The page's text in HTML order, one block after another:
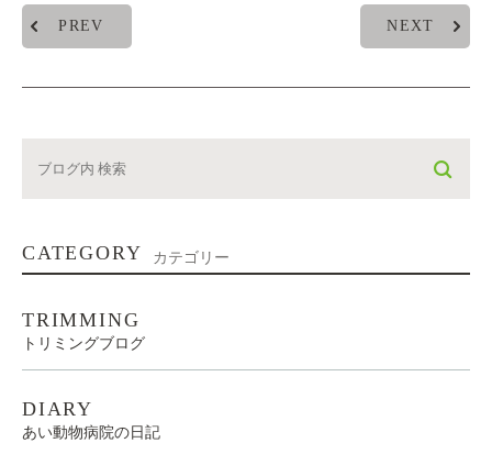
PREV NEXT
CATEGORY カテゴリー
TRIMMING
トリミングブログ
DIARY
あい動物病院の日記